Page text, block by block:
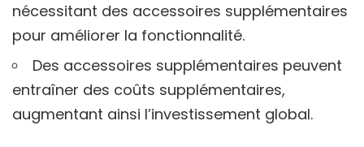
nécessitant des accessoires supplémentaires
pour améliorer la fonctionnalité.
Des accessoires supplémentaires peuvent
entraîner des coûts supplémentaires,
augmentant ainsi l’investissement global.